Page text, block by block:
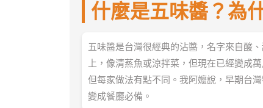
什麼是五味醬？為
五味醬是台灣很經典的沾醬，名字來自酸
上，像清蒸魚或涼拌菜，但現在已經變成
但每家做法有點不同。我阿嬤說，早期台
變成餐廳必備。